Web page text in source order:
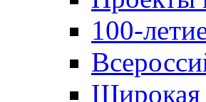
100-
Широкая